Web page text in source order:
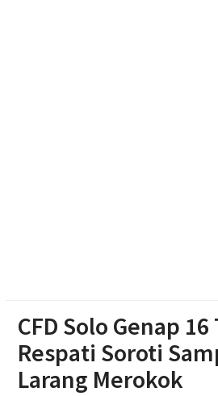
CFD Solo Genap
Respati Soroti
Larang Merokok